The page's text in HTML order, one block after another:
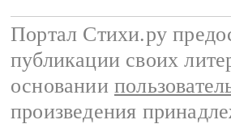
Портал Стихи.ру
публикации своих
основании
произведения